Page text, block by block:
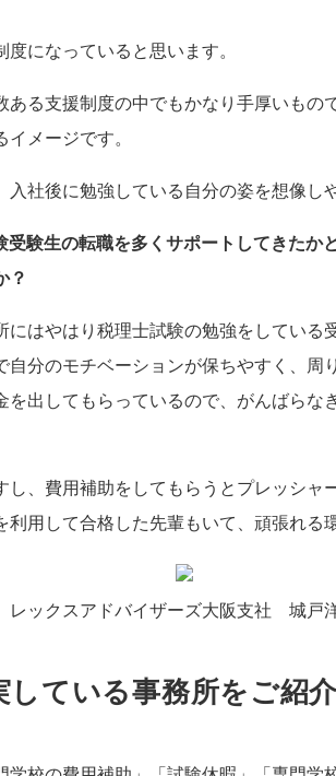
になっていると思います。
る支援制度の中でもかなり手厚いもの
メージです。
社後に勉強している自分の姿を想像し
験生の転職を多くサポートしてきたか
？
にはやはり税理士試験の勉強をしている
自分のモチベーションが保ちやすく、周
出してもらっているので、がんばらな
し、費用補助をしてもらうとプレッシャ
用して合格した先輩もいて、頑張れる
レックスアドバイザーズ大阪支社 城戸
している事務所をご紹